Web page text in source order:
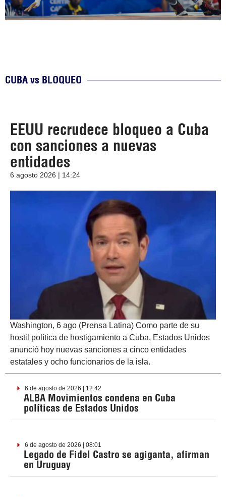
CUBA vs BLOQUEO
EEUU recrudece bloqueo a Cuba
con sanciones a nuevas
entidades
6 agosto 2026 | 14:24
Washington, 6 ago (Prensa Latina) Como parte de su
hostil política de hostigamiento a Cuba, Estados Unidos
anunció hoy nuevas sanciones a cinco entidades
estatales y ocho funcionarios de la isla.
6 de agosto de 2026 | 12:42
ALBA Movimientos condena en Cuba
políticas de Estados Unidos
6 de agosto de 2026 | 08:01
Legado de Fidel Castro se agiganta, afirman
en Uruguay